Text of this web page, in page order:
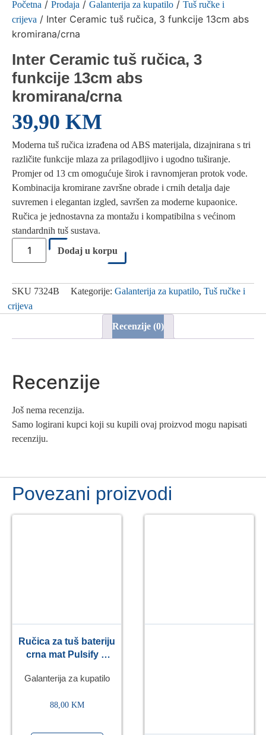
Početna / Prodaja / Galanterija za kupatilo / Tuš ručke i
crijeva / Inter Ceramic tuš ručica, 3 funkcije 13cm abs
kromirana/crna
Inter Ceramic tuš ručica, 3
funkcije 13cm abs
kromirana/crna
39,90 KM
Moderna tuš ručica izrađena od ABS materijala, dizajnirana s tri
različite funkcije mlaza za prilagodljivo i ugodno tuširanje.
Promjer od 13 cm omogućuje širok i ravnomjeran protok vode.
Kombinacija kromirane završne obrade i crnih detalja daje
suvremen i elegantan izgled, savršen za moderne kupaonice.
Ručica je jednostavna za montažu i kompatibilna s većinom
standardnih tuš sustava.
Inter
Ceramic
tuš
funkcije
abs
kromirana/crna
Dodaj u korpu
SKU 7324B Kategorije: Galanterija za kupatilo, Tuš ručke i
crijeva
Recenzije (0)
Recenzije
Još nema recenzija.
Samo logirani kupci koji su kupili ovaj proizvod mogu napisati
recenziju.
Povezani proizvodi
Ručica za tuš bateriju
crna mat Pulsify S
HANSGROHE
Galanterija za kupatilo
88,00 KM